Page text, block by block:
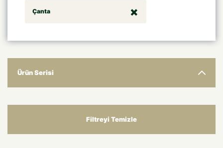
Çanta
Ürün Serisi
Filtreyi Temizle